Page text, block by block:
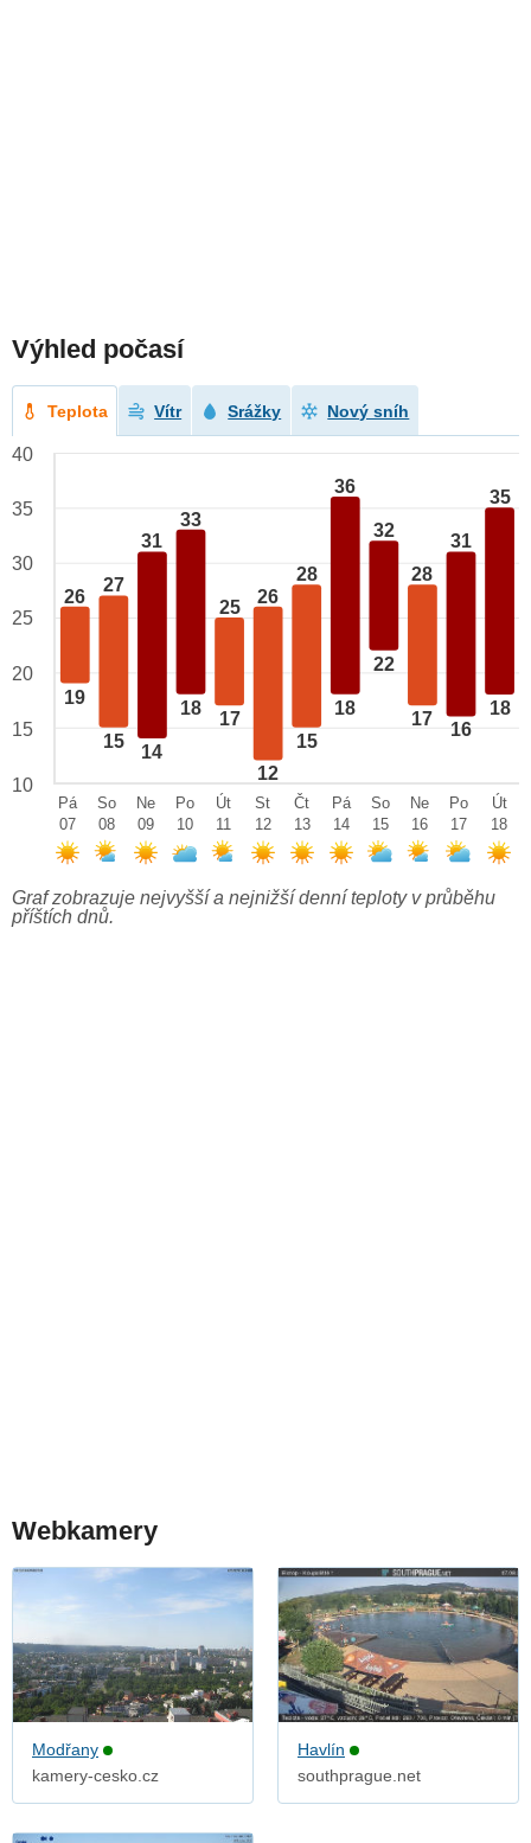
Výhled počasí
Teplota Vítr Srážky Nový sníh
26
19
27
15
31
14
33
18
25
17
26
12
28
15
36
18
32
22
28
17
31
16
35
18
40
35
30
25
20
15
10
Pá
07
So
08
Ne
09
Po
10
Út
11
St
12
Čt
13
Pá
14
So
15
Ne
16
Po
17
Út
18
Graf zobrazuje nejvyšší a nejnižší denní teploty v průběhu
příštích dnů.
Webkamery
Modřany
kamery-cesko.cz
Havlín
southprague.net